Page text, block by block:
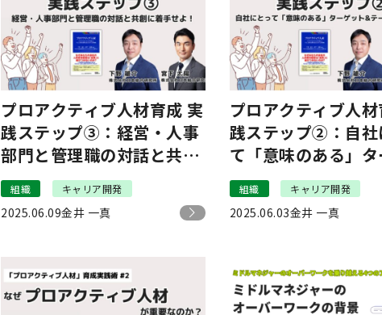
プロアクティブ人材育成 実
践ステップ③：経営・人事
部門と管理職の対話と共創
に着手せよ！｜「プロアク
ティブ人材」育成実践術
#5
組織 キャリア開発
2025.06.09金井 一真
プロアクティブ人
践ステップ②：自社
て「意味のある」
ト&テーマを定めよ
「プロアクティブ
成実践術 #4
組織 キャリア開発
2025.06.03金井 一真